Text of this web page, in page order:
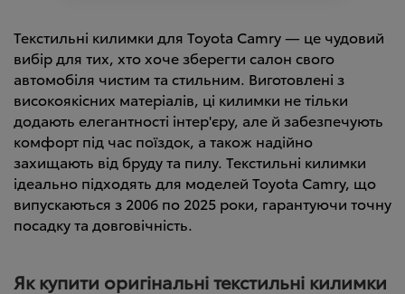
Текстильні килимки для Toyota Camry — це чудовий
вибір для тих, хто хоче зберегти салон свого
автомобіля чистим та стильним. Виготовлені з
високоякісних матеріалів, ці килимки не тільки
додають елегантності інтер'єру, але й забезпечують
комфорт під час поїздок, а також надійно
захищають від бруду та пилу. Текстильні килимки
ідеально підходять для моделей Toyota Camry, що
випускаються з 2006 по 2025 роки, гарантуючи точну
посадку та довговічність.
Як купити оригінальні текстильні килимки